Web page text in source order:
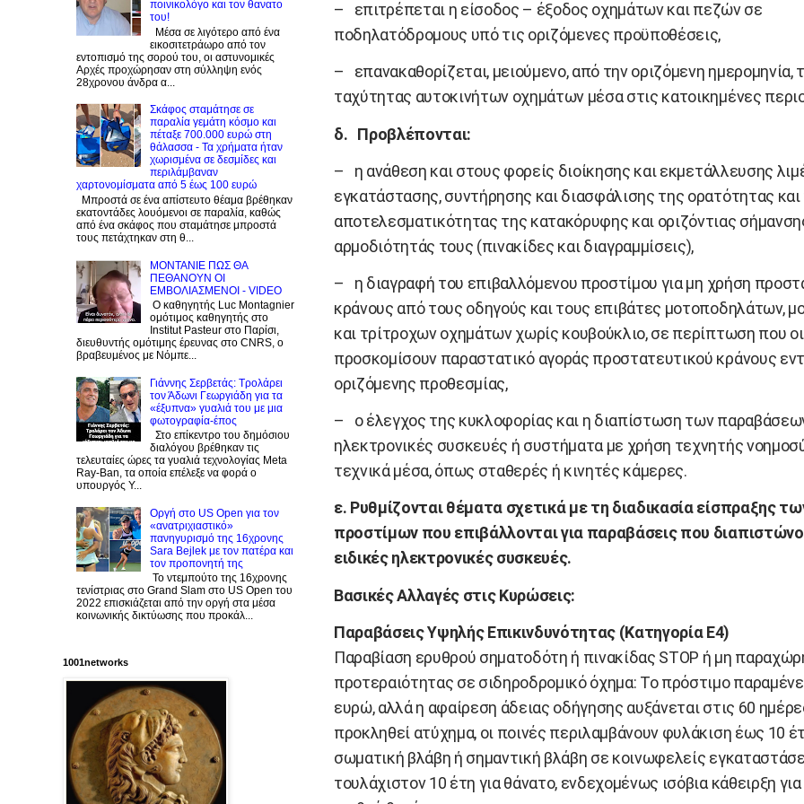
– επιτρέπεται η είσοδος – έξοδος οχημάτων και πεζών σε
ποδηλατόδρομους υπό τις οριζόμενες προϋποθέσεις,
– επανακαθορίζεται, μειούμενο, από την οριζόμενη ημερομηνία,
ταχύτητας αυτοκινήτων οχημάτων μέσα στις κατοικημένες
δ. Προβλέπονται:
– η ανάθεση και στους φορείς διοίκησης και εκμετάλλευσης
εγκατάστασης, συντήρησης και διασφάλισης της ορατότητας και
αποτελεσματικότητας της κατακόρυφης και οριζόντιας
αρμοδιότητάς τους (πινακίδες και διαγραμμίσεις),
– η διαγραφή του επιβαλλόμενου προστίμου για μη χρήση
κράνους από τους οδηγούς και τους επιβάτες μοτοποδηλάτων,
και τρίτροχων οχημάτων χωρίς κουβούκλιο, σε περίπτωση που
προσκομίσουν παραστατικό αγοράς προστατευτικού κράνους
οριζόμενης προθεσμίας,
– ο έλεγχος της κυκλοφορίας και η διαπίστωση των
ηλεκτρονικές συσκευές ή συστήματα με χρήση τεχνητής
τεχνικά μέσα, όπως σταθερές ή κινητές κάμερες.
ε. Ρυθμίζονται θέματα σχετικά με τη διαδικασία είσπραξης
προστίμων που επιβάλλονται για παραβάσεις που
ειδικές ηλεκτρονικές συσκευές.
Βασικές Αλλαγές στις Κυρώσεις:
Παραβάσεις Υψηλής Επικινδυνότητας (Κατηγορία Ε4)
Παραβίαση ερυθρού σηματοδότη ή πινακίδας STOP ή μη
προτεραιότητας σε σιδηροδρομικό όχημα: Το πρόστιμο
ευρώ, αλλά η αφαίρεση άδειας οδήγησης αυξάνεται στις 60
προκληθεί ατύχημα, οι ποινές περιλαμβάνουν φυλάκιση έως 10
σωματική βλάβη ή σημαντική βλάβη σε κοινωφελείς
τουλάχιστον 10 έτη για θάνατο, ενδεχομένως ισόβια κάθειρξη
ποινικολόγο και τον θανατο
του!
Μέσα σε λιγότερο από ένα
εικοσιτετράωρο από τον
εντοπισμό της σορού του, οι αστυνομικές
Αρχές προχώρησαν στη σύλληψη ενός
28χρονου άνδρα α...
Σκάφος σταμάτησε σε
παραλία γεμάτη κόσμο και
πέταξε 700.000 ευρώ στη
θάλασσα - Τα χρήματα ήταν
χωρισμένα σε δεσμίδες και
περιλάμβαναν
χαρτονομίσματα από 5 έως 100 ευρώ
Μπροστά σε ένα απίστευτο θέαμα βρέθηκαν
εκατοντάδες λουόμενοι σε παραλία, καθώς
από ένα σκάφος που σταμάτησε μπροστά
τους πετάχτηκαν στη θ...
ΜΟΝΤΑΝΙΕ ΠΩΣ ΘΑ
ΠΕΘΑΝΟΥΝ ΟΙ
ΕΜΒΟΛΙΑΣΜΕΝΟΙ - VIDEO
Ο καθηγητής Luc Montagnier
ομότιμος καθηγητής στο
Institut Pasteur στο Παρίσι,
διευθυντής ομότιμης έρευνας στο CNRS, o
βραβευμένος με Νόμπε...
Γιάννης Σερβετάς: Τρολάρει
τον Άδωνι Γεωργιάδη για τα
«έξυπνα» γυαλιά του με μια
φωτογραφία-έπος
Στο επίκεντρο του δημόσιου
διαλόγου βρέθηκαν τις
τελευταίες ώρες τα γυαλιά τεχνολογίας Meta
Ray-Ban, τα οποία επέλεξε να φορά ο
υπουργός Υ...
Οργή στο US Open για τον
«ανατριχιαστικό»
πανηγυρισμό της 16χρονης
Sara Bejlek με τον πατέρα και
τον προπονητή της
Το ντεμπούτο της 16χρονης
τενίστριας στο Grand Slam στο US Open του
2022 επισκιάζεται από την οργή στα μέσα
κοινωνικής δικτύωσης που προκάλ...
1001networks